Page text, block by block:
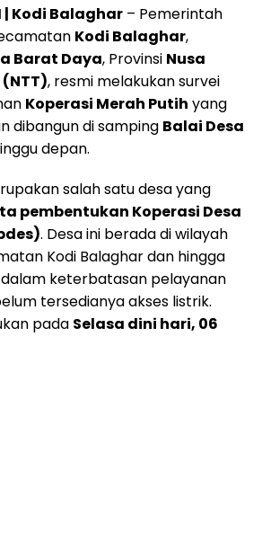
| Kodi Balaghar – Pemerintah
Kodi Balaghar,
Barat Daya, Provinsi Nusa
, resmi melakukan survei
Koperasi Merah Putih yang
dibangun di samping Balai Desa
depan.
salah satu desa yang
pembentukan Koperasi Desa
. Desa ini berada di wilayah
Kodi Balaghar dan hingga
keterbatasan pelayanan
tersedianya akses listrik.
pada Selasa dini hari, 06